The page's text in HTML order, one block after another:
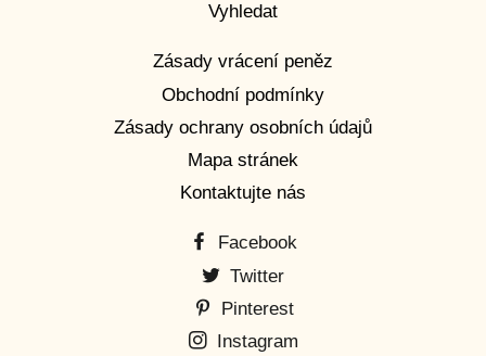
Vyhledat
Zásady vrácení peněz
Obchodní podmínky
Zásady ochrany osobních údajů
Mapa stránek
Kontaktujte nás
Facebook
Twitter
Pinterest
Instagram